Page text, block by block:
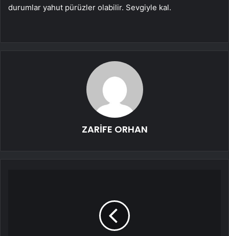
durumlar yahut pürüzler olabilir. Sevgiyle kal.
ZARİFE ORHAN